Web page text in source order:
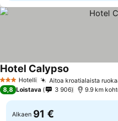
3 Tähtiluokitus
Hotelli Aitoa kroatialaista
Hotel Calypso
8,8 Loistava 3 906 9.9 km
Alkaen 91 €